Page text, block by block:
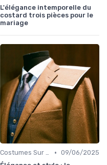
L'élégance intemporelle du
costard trois pièces pour le
mariage
Costumes Sur Mesure • 09/06/2025